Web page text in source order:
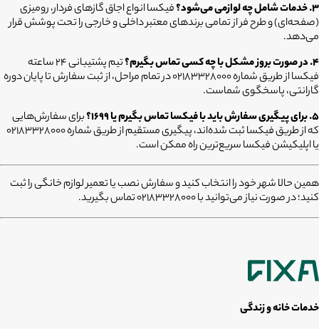
۳. خدمات شامل چه لوازمی می‌شود؟
فیکسا انواع اجاق گازهای فردار، رومیزی
(صفحه‌ای) و طرح فر از تمامی برندهای معتبر داخلی و خارجی را تحت پوشش قرار
می‌دهد.
۴. در صورت بروز مشکل با چه کسی تماس بگیرم؟
تیم پشتیبانی ۲۴ ساعته
فیکسا از طریق شماره ۰۲۱۸۳۳۲۸۰۰۰ در تمام مراحل، از ثبت سفارش تا پایان دوره
گارانتی، پاسخگوی شماست.
۵. برای پیگیری سفارش باید با فیکسا تماس بگیرم یا ۱۶۹۹؟
برای سفارش‌هایی
که از طریق فیکسا ثبت شده‌اند، پیگیری مستقیم از طریق شماره ۰۲۱۸۳۳۲۸۰۰۰
یا اپلیکیشن فیکسا سریع‌ترین راه ممکن است.
همین حالا شهر خود را انتخاب کنید و سفارش نصب یا تعمیر لوازم خانگی را ثبت
کنید؛ در صورت نیاز می‌توانید با 02183328000 تماس بگیرید.
خدمات خانه و زندگی